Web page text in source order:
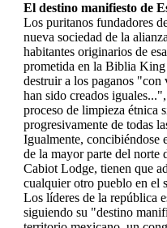
El destino manifiesto de
Los puritanos fundadores
nueva sociedad de la
habitantes originarios de
prometida en la Biblia King
destruir a los paganos "con
han sido creados
proceso de limpieza étnica
progresivamente de todas
Igualmente, concibiéndose
de la mayor parte del norte
Cabiot Lodge, tienen que
cualquier otro pueblo en el
Los líderes de la república
siguiendo su "destino